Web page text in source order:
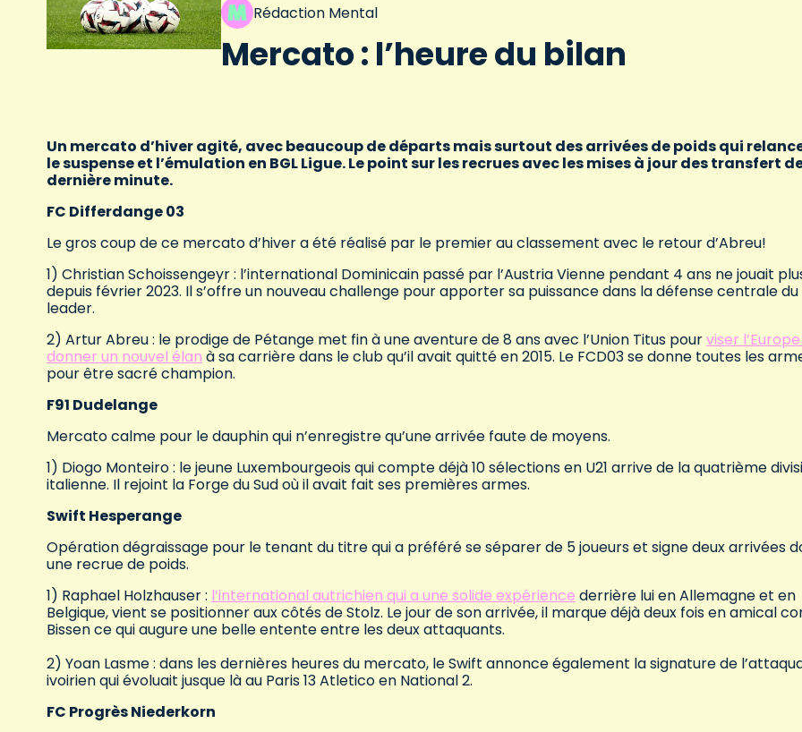
Rédaction Mental
Mercato : l’heure du bilan
Un mercato d’hiver agité, avec beaucoup de départs mais surtout des arrivées de poids qui
le suspense et l’émulation en BGL Ligue. Le point sur les recrues avec les mises à jour des transfert
dernière minute.
FC Differdange 03
Le gros coup de ce mercato d’hiver a été réalisé par le premier au classement avec le retour d’Abreu!
1) Christian Schoissengeyr : l’international Dominicain passé par l’Austria Vienne pendant 4 ans ne jouait
depuis février 2023. Il s’offre un nouveau challenge pour apporter sa puissance dans la défense centrale du
leader.
2) Artur Abreu : le prodige de Pétange met fin à une aventure de 8 ans avec l’Union Titus pourviser
donner un nouvel élan à sa carrière dans le club qu’il avait quitté en 2015. Le FCD03 se donne toutes les
pour être sacré champion.
F91 Dudelange
Mercato calme pour le dauphin qui n’enregistre qu’une arrivée faute de moyens.
1) Diogo Monteiro : le jeune Luxembourgeois qui compte déjà 10 sélections en U21 arrive de la quatrième
italienne. Il rejoint la Forge du Sud où il avait fait ses premières armes.
Swift Hesperange
Opération dégraissage pour le tenant du titre qui a préféré se séparer de 5 joueurs et signe deux arrivées
une recrue de poids.
1) Raphael Holzhauser : l’international autrichien qui a une solide expérience derrière lui en Allemagne et en
Belgique, vient se positionner aux côtés de Stolz. Le jour de son arrivée, il marque déjà deux fois en amical
Bissen ce qui augure une belle entente entre les deux attaquants.
2) Yoan Lasme : dans les dernières heures du mercato, le Swift annonce également la signature de
ivoirien qui évoluait jusque là au Paris 13 Atletico en National 2.
FC Progrès Niederkorn